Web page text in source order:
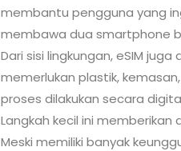
membantu pengguna yang
membawa dua smartphone
Dari sisi lingkungan, eSIM
memerlukan plastik,
proses dilakukan secara
Langkah kecil ini
Meski memiliki banyak